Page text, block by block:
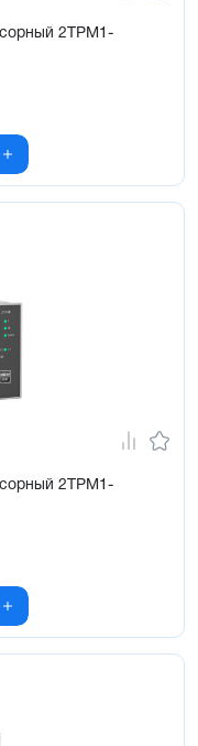
2ТРМ1-
2ТРМ1-